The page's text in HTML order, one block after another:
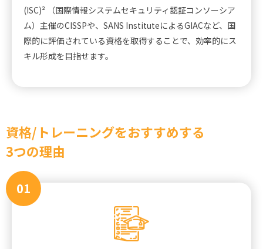
(ISC)² （国際情報システムセキュリティ認証コンソーシア
ム）主催のCISSPや、SANS InstituteによるGIACなど、国
際的に評価されている資格を取得することで、効率的にス
キル形成を目指せます。
資格/トレーニングをおすすめする
3つの理由
01